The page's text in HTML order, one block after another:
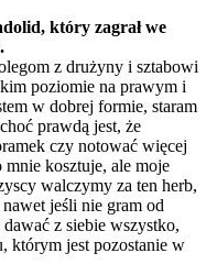
który zagrał we
z drużyny i sztabowi
poziomie na prawym i
w dobrej formie, staram
prawdą jest, że
czy notować więcej
kosztuje, ale moje
walczymy za ten herb,
jeśli nie gram od
z siebie wszystko,
którym jest pozostanie w